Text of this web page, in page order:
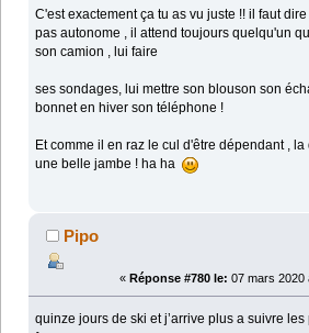
C'est exactement ça tu as vu juste !! il faut
pas autonome , il attend toujours quelqu'un
son camion , lui faire
ses sondages, lui mettre son blouson son
bonnet en hiver son téléphone !
Et comme il en raz le cul d'être dépendant ,
une belle jambe ! ha ha
Pipo
« Réponse #780 le: 07 mars 2020
quinze jours de ski et j’arrive plus a suivre